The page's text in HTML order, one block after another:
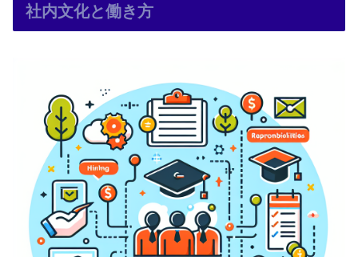
社内文化と働き方